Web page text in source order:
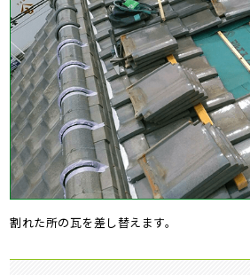
割れた所の瓦を差し替えます。